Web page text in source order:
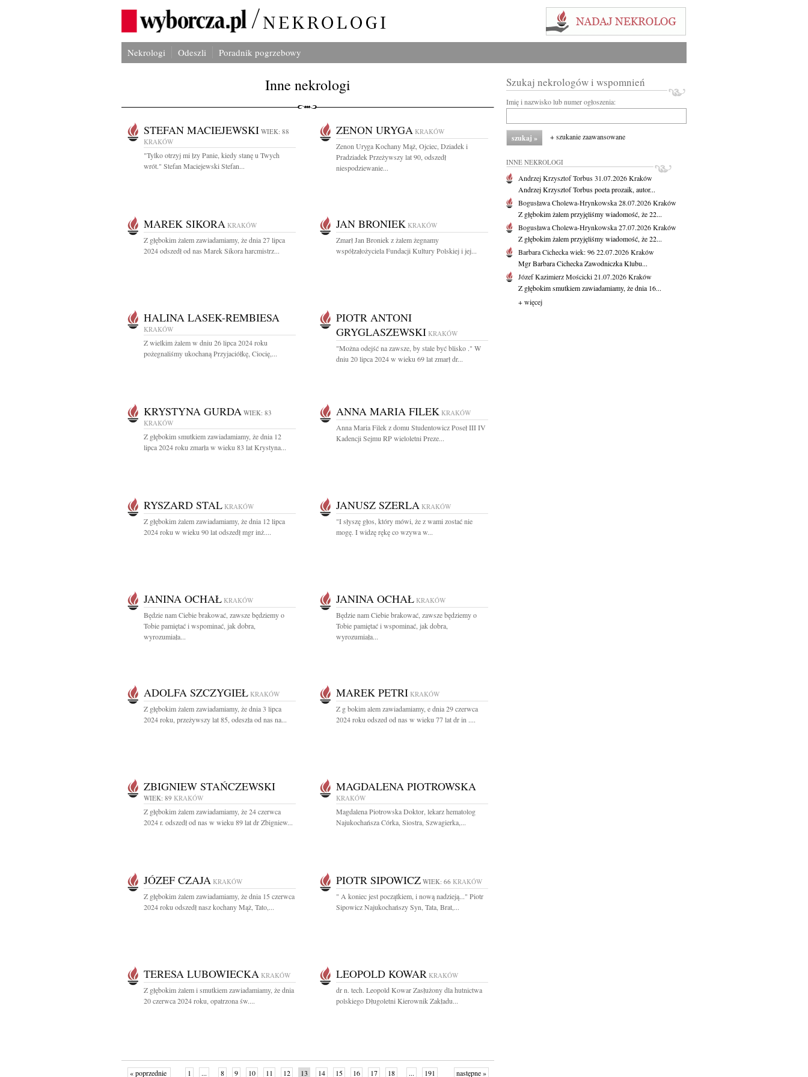
Nekrologi Odeszli Poradnik pogrzebowy
Inne nekrologi
STEFAN MACIEJEWSKI WIEK: 88
KRAKÓW
"Tylko otrzyj mi łzy Panie, kiedy stanę u Twych
wrót." Stefan Maciejewski Stefan...
ZENON URYGA KRAKÓW
Zenon Uryga Kochany Mąż, Ojciec, Dziadek i
Pradziadek Przeżywszy lat 90, odszedł
niespodziewanie...
MAREK SIKORA KRAKÓW
Z głębokim żalem zawiadamiamy, że dnia 27 lipca
2024 odszedł od nas Marek Sikora harcmistrz...
JAN BRONIEK KRAKÓW
Zmarł Jan Broniek z żalem żegnamy
współzałożyciela Fundacji Kultury Polskiej i jej...
HALINA LASEK-REMBIESA
KRAKÓW
Z wielkim żalem w dniu 26 lipca 2024 roku
pożegnaliśmy ukochaną Przyjaciółkę, Ciocię,...
PIOTR ANTONI
GRYGLASZEWSKI KRAKÓW
"Można odejść na zawsze, by stale być blisko ." W
dniu 20 lipca 2024 w wieku 69 lat zmarł dr...
KRYSTYNA GURDA WIEK: 83
KRAKÓW
Z głębokim smutkiem zawiadamiamy, że dnia 12
lipca 2024 roku zmarła w wieku 83 lat Krystyna...
ANNA MARIA FILEK KRAKÓW
Anna Maria Filek z domu Studentowicz Poseł III IV
Kadencji Sejmu RP wieloletni Preze...
RYSZARD STAL KRAKÓW
Z głębokim żalem zawiadamiamy, że dnia 12 lipca
2024 roku w wieku 90 lat odszedł mgr inż....
JANUSZ SZERLA KRAKÓW
"I słyszę głos, który mówi, że z wami zostać nie
mogę. I widzę rękę co wzywa w...
JANINA OCHAŁ KRAKÓW
Będzie nam Ciebie brakować, zawsze będziemy o
Tobie pamiętać i wspominać, jak dobra,
wyrozumiała...
JANINA OCHAŁ KRAKÓW
Będzie nam Ciebie brakować, zawsze będziemy o
Tobie pamiętać i wspominać, jak dobra,
wyrozumiała...
ADOLFA SZCZYGIEŁ KRAKÓW
Z głębokim żalem zawiadamiamy, że dnia 3 lipca
2024 roku, przeżywszy lat 85, odeszła od nas na...
MAREK PETRI KRAKÓW
Z g bokim alem zawiadamiamy, e dnia 29 czerwca
2024 roku odszed od nas w wieku 77 lat dr in ....
ZBIGNIEW STAŃCZEWSKI
WIEK: 89 KRAKÓW
Z głębokim żalem zawiadamiamy, że 24 czerwca
2024 r. odszedł od nas w wieku 89 lat dr Zbigniew...
MAGDALENA PIOTROWSKA
KRAKÓW
Magdalena Piotrowska Doktor, lekarz hematolog
Najukochańsza Córka, Siostra, Szwagierka,...
JÓZEF CZAJA KRAKÓW
Z głębokim żalem zawiadamiamy, że dnia 15 czerwca
2024 roku odszedł nasz kochany Mąż, Tato,...
PIOTR SIPOWICZ WIEK: 66 KRAKÓW
" A koniec jest początkiem, i nową nadzieją..." Piotr
Sipowicz Najukochańszy Syn, Tata, Brat,...
TERESA LUBOWIECKA KRAKÓW
Z głębokim żalem i smutkiem zawiadamiamy, że dnia
20 czerwca 2024 roku, opatrzona św....
LEOPOLD KOWAR KRAKÓW
dr n. tech. Leopold Kowar Zasłużony dla hutnictwa
polskiego Długoletni Kierownik Zakładu...
« poprzednie 1 ... 8 9 10 11 12 13 14 15 16 17 18 ... 191 następne »
Szukaj nekrologów i wspomnień
Imię i nazwisko lub numer ogłoszenia:
+ szukanie zaawansowane
INNE NEKROLOGI
Andrzej Krzysztof Torbus31.07.2026Kraków
Andrzej Krzysztof Torbus poeta prozaik, autor...
Bogusława Cholewa-Hrynkowska28.07.2026Kraków
Z głębokim żalem przyjęliśmy wiadomość, że 22...
Bogusława Cholewa-Hrynkowska27.07.2026Kraków
Z głębokim żalem przyjęliśmy wiadomość, że 22...
Barbara Cicheckawiek: 9622.07.2026Kraków
Mgr Barbara Cichecka Zawodniczka Klubu...
Józef Kazimierz Mościcki21.07.2026Kraków
Z głębokim smutkiem zawiadamiamy, że dnia 16...
+ więcej